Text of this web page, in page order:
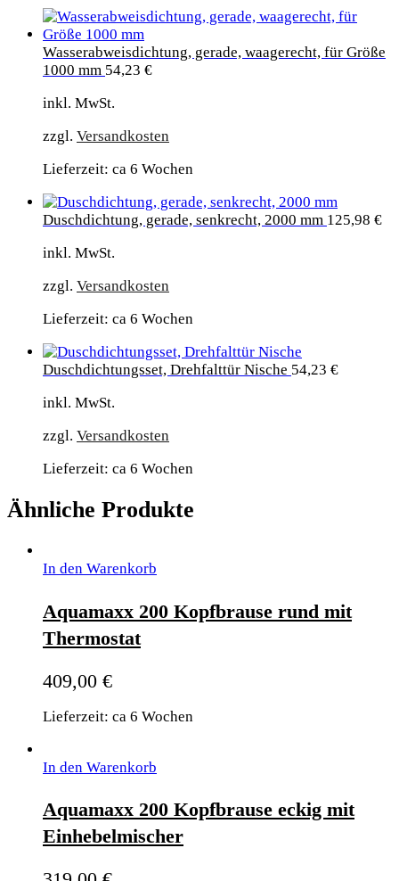
Wasserabweisdichtung, gerade, waagerecht, für Größe
1000 mm 54,23 €
inkl. MwSt.
zzgl. Versandkosten
Lieferzeit: ca 6 Wochen
Duschdichtung, gerade, senkrecht, 2000 mm 125,98 €
inkl. MwSt.
zzgl. Versandkosten
Lieferzeit: ca 6 Wochen
Duschdichtungsset, Drehfalttür Nische 54,23 €
inkl. MwSt.
zzgl. Versandkosten
Lieferzeit: ca 6 Wochen
Ähnliche Produkte
In den Warenkorb
Aquamaxx 200 Kopfbrause rund mit
Thermostat
409,00 €
Lieferzeit: ca 6 Wochen
In den Warenkorb
Aquamaxx 200 Kopfbrause eckig mit
Einhebelmischer